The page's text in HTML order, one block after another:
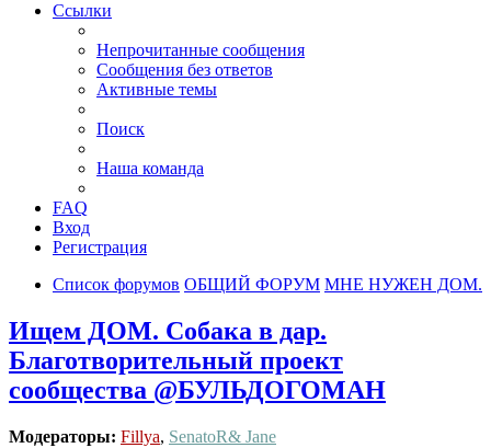
Ссылки
Непрочитанные сообщения
Сообщения без ответов
Активные темы
Поиск
Наша команда
FAQ
Вход
Регистрация
Список форумов ОБЩИЙ ФОРУМ МНЕ НУЖЕН ДОМ.
Ищем ДОМ. Собака в дар.
Благотворительный проект
сообщества @БУЛЬДОГОМАН
Модераторы: Fillya, SenatoR& Jane